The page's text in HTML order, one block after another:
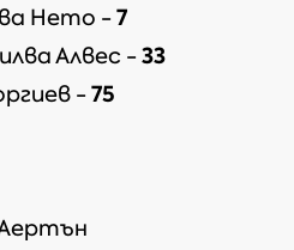
Нето -7
Алвес -33
-75